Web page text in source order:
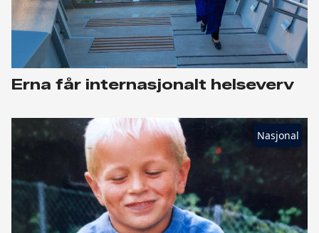
Erna får internasjonalt helseverv
Nasjonal